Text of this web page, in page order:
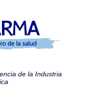
de la Industria